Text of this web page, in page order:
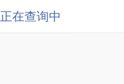
正在查询中